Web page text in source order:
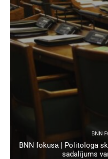
BNN
BNN fokusā | Politologa
sadalījums